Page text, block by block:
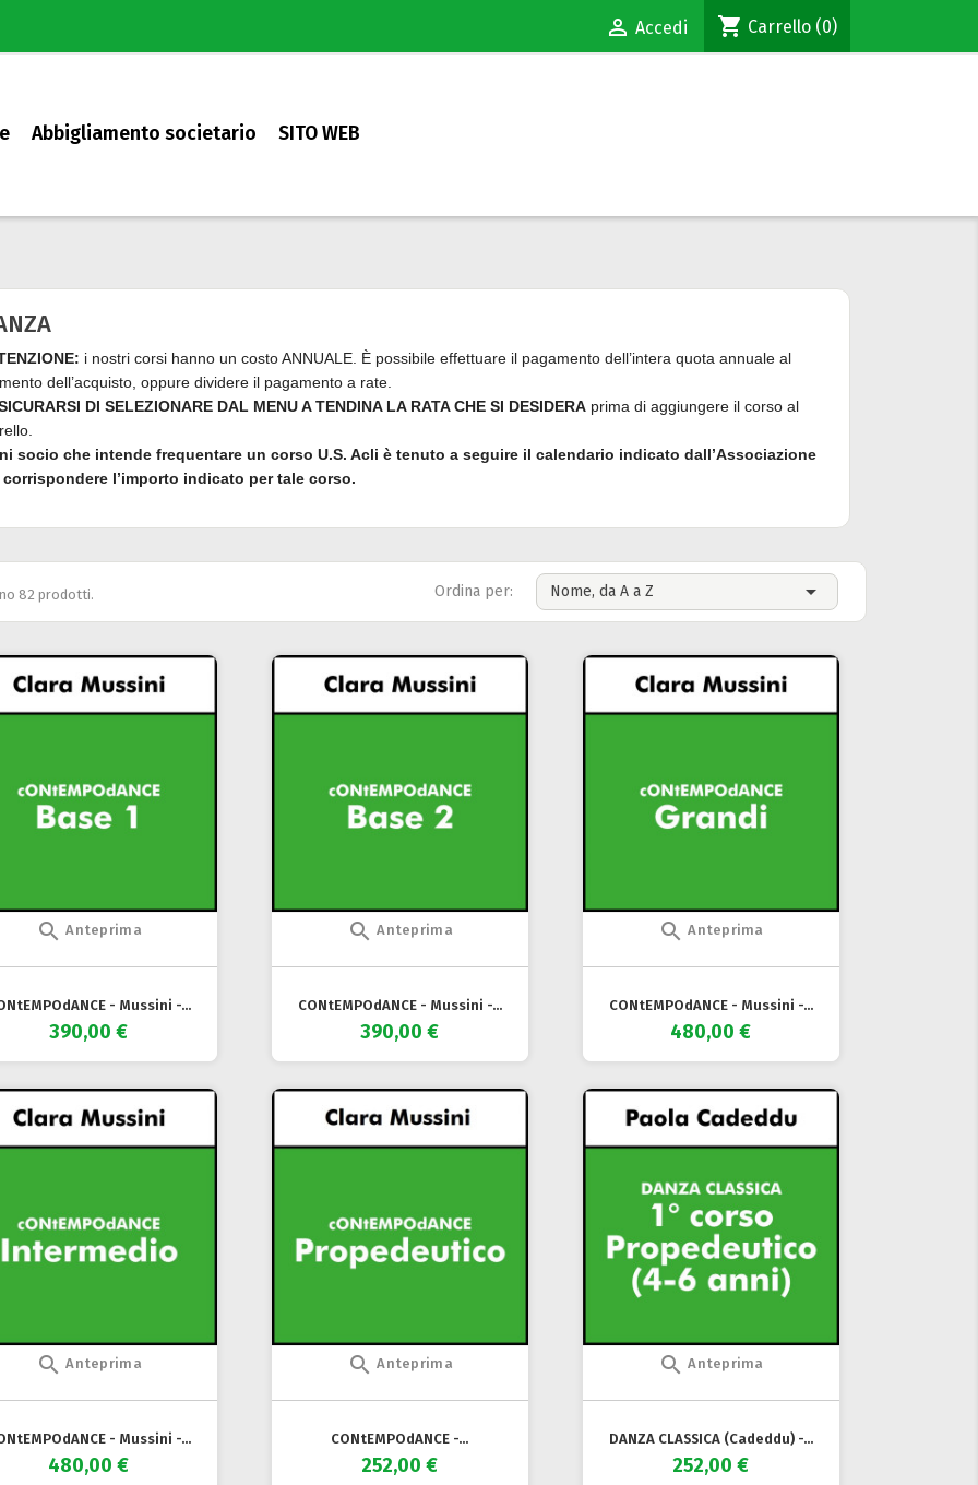
 Accedi shopping_cart Carrello (0)
Abbigliamento societario SITO WEB
i nostri corsi hanno un costo ANNUALE. È possibile effettuare il pagamento dell’intera quota annuale al
dell’acquisto, oppure dividere il pagamento a rate.
DI SELEZIONARE DAL MENU A TENDINA LA RATA CHE SI DESIDERA prima di aggiungere il corso al
socio che intende frequentare un corso U.S. Acli è tenuto a seguire il calendario indicato dall’Associazione
corrispondere l’importo indicato per tale corso.
82 prodotti. Ordina per: Nome, da A a Z 
 Anteprima
- Mussini -...
390,00 €
 Anteprima
CONtEMPOdANCE - Mussini -...
390,00 €
 Anteprima
CONtEMPOdANCE - Mussini -...
480,00 €
 Anteprima
- Mussini -...
480,00 €
 Anteprima
CONtEMPOdANCE -...
252,00 €
 Anteprima
DANZA CLASSICA (Cadeddu) -...
252,00 €